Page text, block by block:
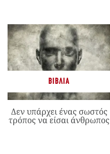
ΒΙΒΛΊΑ
Δεν υπάρχει ένας σωστός
τρόπος να είσαι άνθρωπος